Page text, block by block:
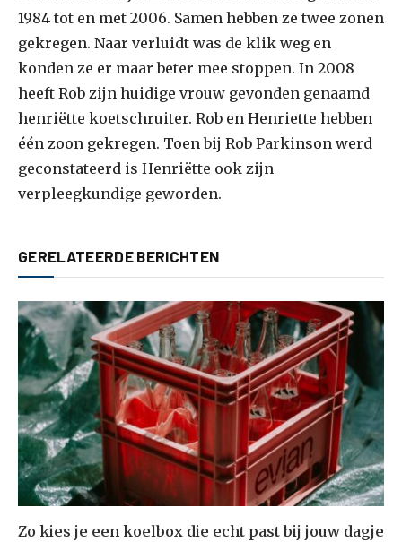
1984 tot en met 2006. Samen hebben ze twee zonen
gekregen. Naar verluidt was de klik weg en
konden ze er maar beter mee stoppen. In 2008
heeft Rob zijn huidige vrouw gevonden genaamd
henriëtte koetschruiter. Rob en Henriette hebben
één zoon gekregen. Toen bij Rob Parkinson werd
geconstateerd is Henriëtte ook zijn
verpleegkundige geworden.
GERELATEERDE BERICHTEN
Zo kies je een koelbox die echt past bij jouw dagje